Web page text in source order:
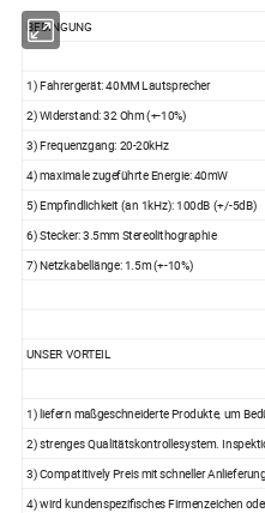
BEDINGUNG
1) Fahrergerät: 40MM Lautsprecher
2) Widerstand: 32 Ohm (+-10%)
3) Frequenzgang: 20-20kHz
4) maximale zugeführte Energie: 40mW
5) Empfindlichkeit (an 1kHz): 100dB (+/-5dB)
6) Stecker: 3.5mm Stereolithographie
7) Netzkabellänge: 1.5m (+-10%)
UNSER VORTEIL
1) liefern maßgeschneiderte Produkte, um
2) strenges Qualitätskontrollesystem.
3) Compatitively Preis mit schneller Anlieferung
4) wird kundenspezifisches Firmenzeichen